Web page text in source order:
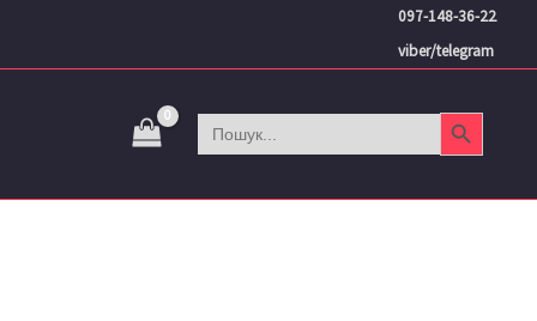
097-148-36-22
viber/telegram
Search
for:
Search Button